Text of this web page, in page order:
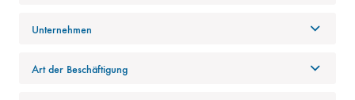
Unternehmen
Art der Beschäftigung